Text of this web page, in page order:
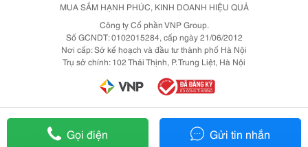
Gọi điện Gửi tin nhắn
MUA SẮM HẠNH PHÚC, KINH DOANH HIỆU QUẢ
Công ty Cổ phần VNP Group.
Số GCNDT: 0102015284, cấp ngày 21/06/2012
Nơi cấp: Sở kế hoạch và đầu tư thành phố Hà Nội
Trụ sở chính: 102 Thái Thịnh, P. Trung Liệt, Hà Nội